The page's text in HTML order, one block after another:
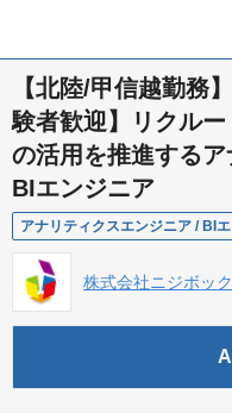
【北陸/甲信越勤務
験者歓迎】リクル
の活用を推進する
BIエンジニア
株式会社ニジボッ